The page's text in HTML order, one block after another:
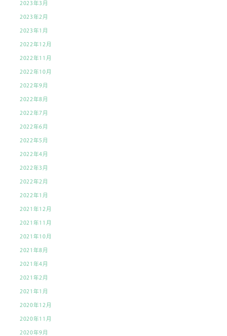
2023年3月
2023年2月
2023年1月
2022年12月
2022年11月
2022年10月
2022年9月
2022年8月
2022年7月
2022年6月
2022年5月
2022年4月
2022年3月
2022年2月
2022年1月
2021年12月
2021年11月
2021年10月
2021年8月
2021年4月
2021年2月
2021年1月
2020年12月
2020年11月
2020年9月